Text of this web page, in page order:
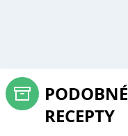
PODOBNÉ
RECEPTY